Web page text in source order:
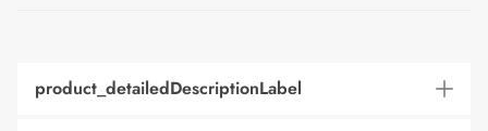
product_detailedDescriptionLabel